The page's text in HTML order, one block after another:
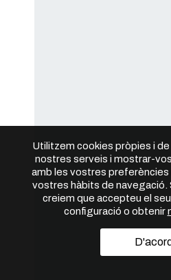
Utilitzem cookies pròpies i
nostres serveis i mostrar-
amb les vostres preferències
vostres hàbits de navegació.
creiem que accepteu el
configuració o obtenir
D'acord